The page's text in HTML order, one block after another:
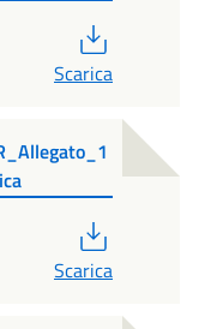
Scarica
Scarica